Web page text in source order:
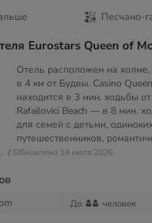
Песчано-
Eurostars Queen of
Отель расположен на
в 4 км от Будвы. Casino
находится в 3 мин. ходьбы
Rafailovici Beach — в 8 мин.
для семей с детьми,
путешественников,
// Обновлено 14 июля 2026
До человек